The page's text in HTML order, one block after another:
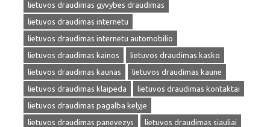
lietuvos draudimas gyvybes draudimas
lietuvos draudimas internetu
lietuvos draudimas internetu automobilio
lietuvos draudimas kainos
lietuvos draudimas kasko
lietuvos draudimas kaunas
lietuvos draudimas kaune
lietuvos draudimas klaipeda
lietuvos draudimas kontaktai
lietuvos draudimas pagalba kelyje
lietuvos draudimas panevezys
lietuvos draudimas siauliai